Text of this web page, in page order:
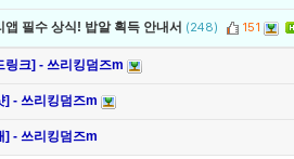
앱 필수 상식! 밥알 획득 안내서 (248) 151
링크] - 쓰리킹덤즈m
] - 쓰리킹덤즈m
] - 쓰리킹덤즈m